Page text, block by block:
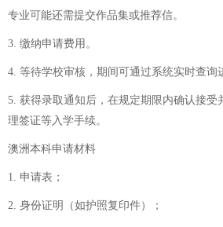
专业可能还需提交作品集或推荐信。
3. 缴纳申请费用。
4. 等待学校审核，期间可通过系统实时查询
5. 获得录取通知后，在规定期限内确认接受
理签证等入学手续。
澳洲本科申请材料
1. 申请表；
2. 身份证明（如护照复印件）；